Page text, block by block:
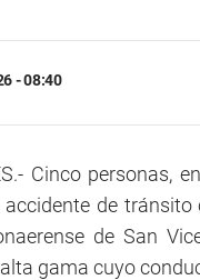
- 08:40
Cinco personas,
de
de San
gama cuyo